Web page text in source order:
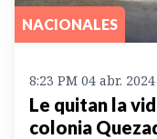
NACIONALES
8:23 PM 04 abr. 2024
Le quitan la
colonia